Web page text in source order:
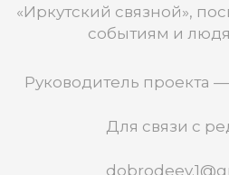
«Иркутский связной»,
событиям и
Руководитель проекта
Для связи с